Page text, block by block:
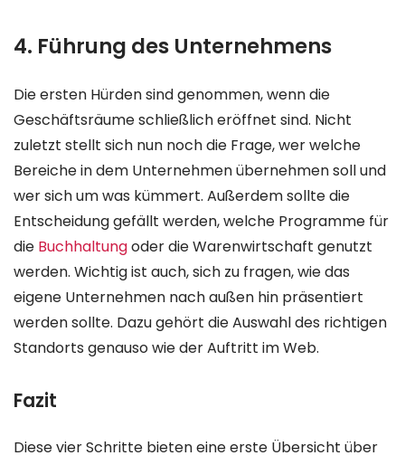
4. Führung des Unternehmens
Die ersten Hürden sind genommen, wenn die
Geschäftsräume schließlich eröffnet sind. Nicht
zuletzt stellt sich nun noch die Frage, wer welche
Bereiche in dem Unternehmen übernehmen soll und
wer sich um was kümmert. Außerdem sollte die
Entscheidung gefällt werden, welche Programme für
die Buchhaltungoder die Warenwirtschaft genutzt
werden. Wichtig ist auch, sich zu fragen, wie das
eigene Unternehmen nach außen hin präsentiert
werden sollte. Dazu gehört die Auswahl des richtigen
Standorts genauso wie der Auftritt im Web.
Fazit
Diese vier Schritte bieten eine erste Übersicht über